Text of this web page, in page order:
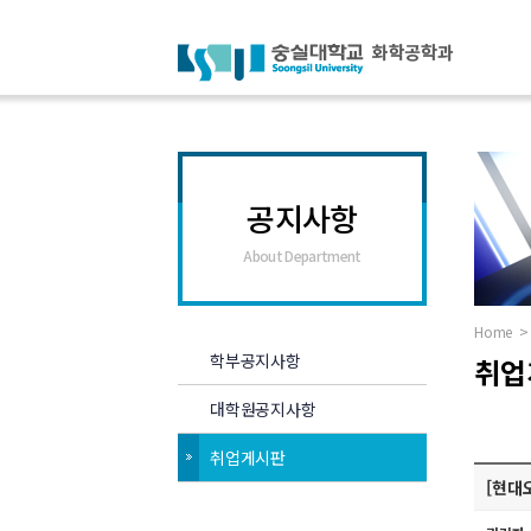
공지사항
About Department
학부공지사항
대학원공지사항
취업게시판
Home >
취
[현대